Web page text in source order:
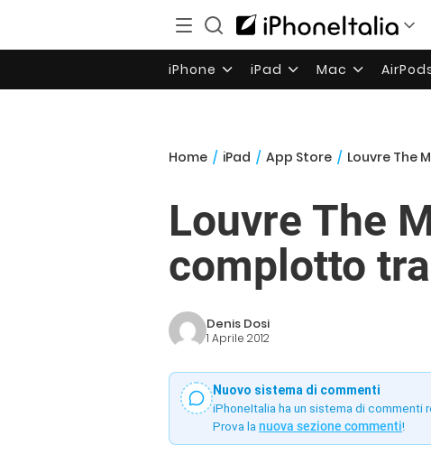
iPhone iPad Mac
Home / iPad / App Store / Louvre The
Louvre The
complotto
Denis Dosi
1 Aprile 2012
Nuovo sistema di commenti
iPhoneItalia ha un sistema di
Prova la nuova sezione commenti!